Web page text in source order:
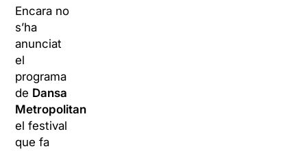
Encara no
s’ha
anunciat
el
programa
de Dansa
Metropolitana
el festival
que fa